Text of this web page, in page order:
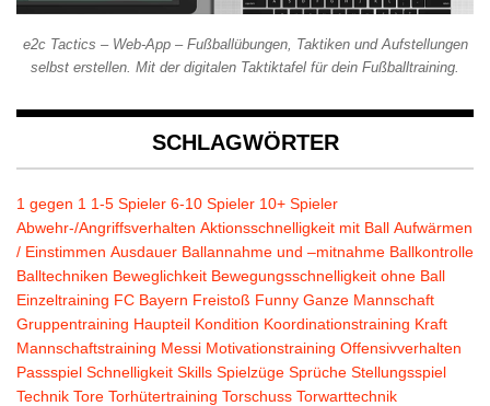
e2c Tactics – Web-App – Fußballübungen, Taktiken und Aufstellungen
selbst erstellen. Mit der digitalen Taktiktafel für dein Fußballtraining.
SCHLAGWÖRTER
1 gegen 1 1-5 Spieler 6-10 Spieler 10+ Spieler
Abwehr-/Angriffsverhalten Aktionsschnelligkeit mit Ball Aufwärmen
/ Einstimmen Ausdauer Ballannahme und –mitnahme Ballkontrolle
Balltechniken Beweglichkeit Bewegungsschnelligkeit ohne Ball
Einzeltraining FC Bayern Freistoß Funny Ganze Mannschaft
Gruppentraining Haupteil Kondition Koordinationstraining Kraft
Mannschaftstraining Messi Motivationstraining Offensivverhalten
Passspiel Schnelligkeit Skills Spielzüge Sprüche Stellungsspiel
Technik Tore Torhütertraining Torschuss Torwarttechnik